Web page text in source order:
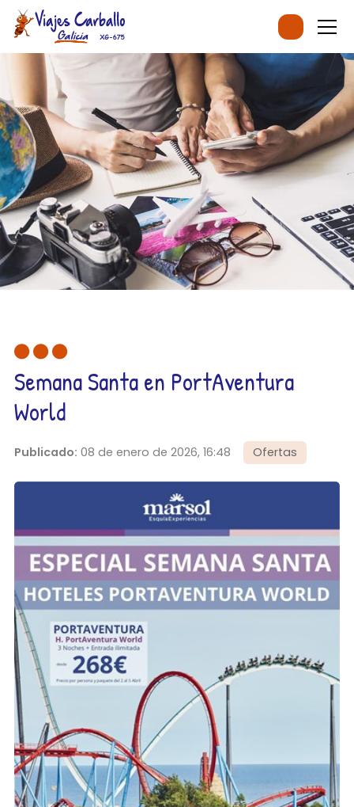
Semana Santa en PortAventura
World
Publicado: 08 de enero de 2026, 16:48 Ofertas